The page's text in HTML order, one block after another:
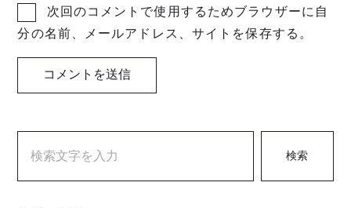
次回のコメントで使用するためブラウザーに自
分の名前、メールアドレス、サイトを保存する。
検索